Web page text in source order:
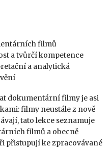
filmů
a tvůrčí kompetence
a analytická
dokumentární filmy je asi
filmy neustále z nově
tato lekce seznamuje
filmů a obecně
přistupují ke zpracovávané